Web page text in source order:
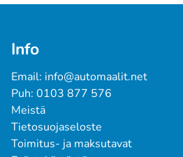
Info
Email: info@automaalit.net
Puh: 0103 877 576
Meistä
Tietosuojaseloste
Toimitus- ja maksutavat